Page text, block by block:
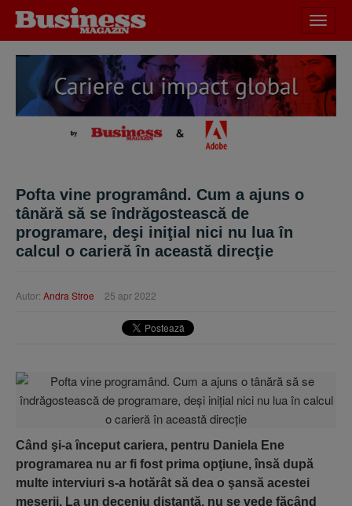
meniu
Pofta vine programând. Cum a ajuns o
tânără să se îndrăgostească de
programare, deşi iniţial nici nu lua în
calcul o carieră în această direcţie
Autor: Andra Stroe 25 apr 2022
Când şi-a început cariera, pentru Daniela Ene
programarea nu ar fi fost prima opţiune, însă după
multe interviuri s-a hotărât să dea o şansă acestei
meserii. La un deceniu distanţă, nu se vede făcând